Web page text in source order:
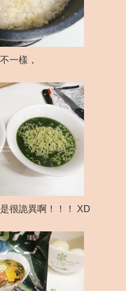
一樣，
很詭異啊！！！ XD